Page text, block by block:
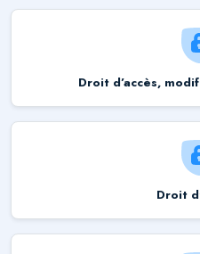
Droit d’accès,
Droit